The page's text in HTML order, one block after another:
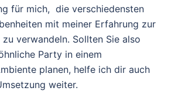
für mich, die verschiedensten
mit meiner Erfahrung zur
verwandeln. Sollten Sie also
Party in einem
planen, helfe ich dir auch
weiter.